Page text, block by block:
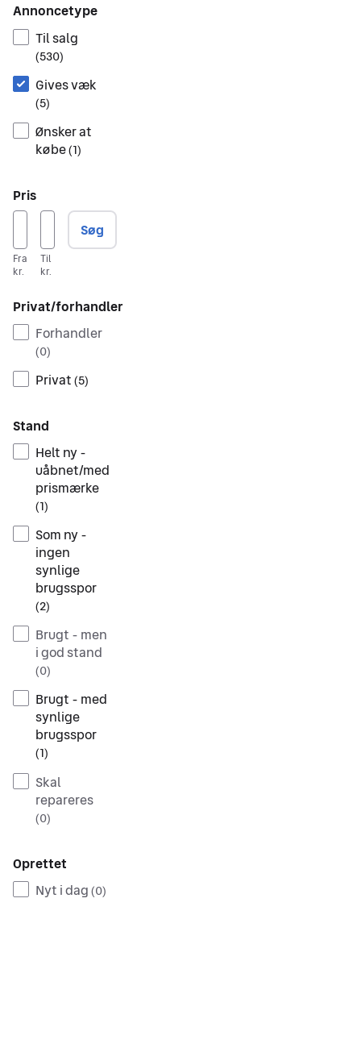
Annoncetype
Til salg
(530)
Gives væk
(5)
Ønsker at
købe(1)
Pris
Fra
kr.
Til
kr.
Søg
Privat/forhandler
Forhandler
(0)
Privat (5)
Stand
Helt ny -
uåbnet/med
prismærke
(1)
Som ny -
ingen
synlige
brugsspor
(2)
Brugt - men
i god stand
(0)
Brugt - med
synlige
brugsspor
(1)
Skal
repareres
(0)
Oprettet
Nyt i dag (0)